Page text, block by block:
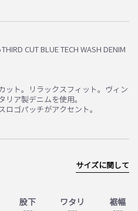
CUT BLUE TECH WASH DENIM
ット。リラックスフィット。ヴィン
リア製デニムを使用。
ゴパッチがアクセント。
股下
ワタリ
裾幅
サイズに関して
カートへ進む